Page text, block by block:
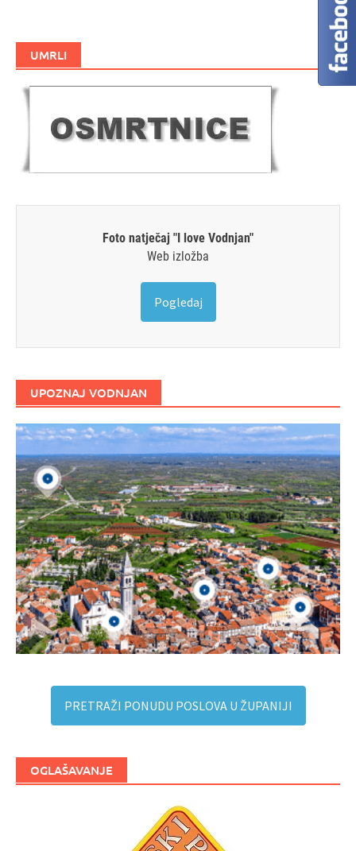
UMRLI
Foto natječaj "I love Vodnjan"
Web izložba
Pogledaj
UPOZNAJ VODNJAN
PRETRAŽI PONUDU POSLOVA U ŽUPANIJI
OGLAŠAVANJE